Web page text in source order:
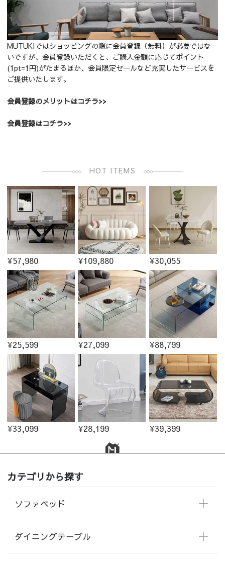
MUTUKIではショッピングの際に会員登録（無料）が必要ではな
いですが、会員登録いただくと、ご購入金額に応じてポイント
(1pt=1円)がたまるほか、会員限定セールなど充実したサービスを
ご提供いたします。
会員登録のメリットはコチラ>>
会員登録はコチラ>>
HOT ITEMS
¥57,980 ¥109,880 ¥30,055
¥25,599 ¥27,099 ¥88,799
¥33,099 ¥28,199 ¥39,399
カテゴリから探す
ソファベッド
ダイニングテーブル